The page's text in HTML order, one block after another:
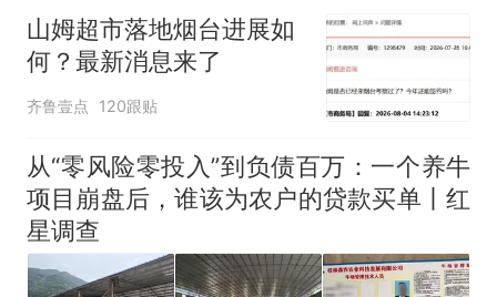
140多朵
美国渔民钓获鲨鱼徒手将其拽
回大海 目击者直呼震惊 （视频
来源：参考消息）
笔试第一被第二名传话劝弃考
因老师一句“跟我回家”改写了
人生
山姆超市落地烟台进展如
何？最新消息来了
齐鲁壹点 120跟贴
从“零风险零投入”到负债百万：一个养牛
项目崩盘后，谁该为农户的贷款买单丨红
星调查